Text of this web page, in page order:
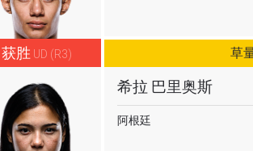
草
获胜 UD (R3)
希拉 巴里奥斯
阿根廷